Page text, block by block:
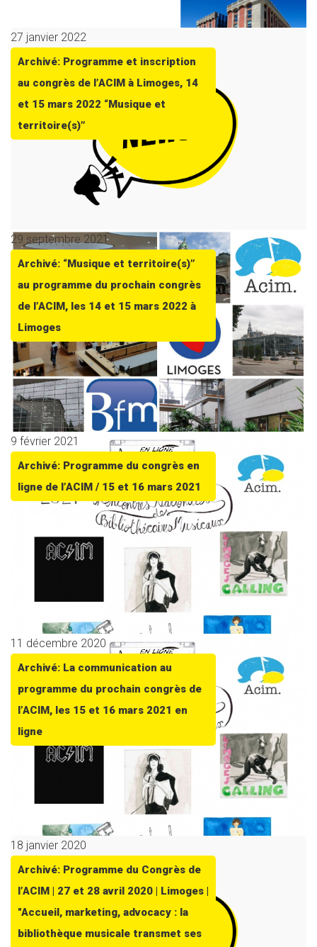
27 janvier 2022
Archivé: Programme et inscription
au congrès de l’ACIM à Limoges, 14
et 15 mars 2022 “Musique et
territoire(s)”
29 septembre 2021
Archivé: “Musique et territoire(s)”
au programme du prochain congrès
de l’ACIM, les 14 et 15 mars 2022 à
Limoges
9 février 2021
Archivé: Programme du congrès en
ligne de l’ACIM / 15 et 16 mars 2021
11 décembre 2020
Archivé: La communication au
programme du prochain congrès de
l’ACIM, les 15 et 16 mars 2021 en
ligne
18 janvier 2020
Archivé: Programme du Congrès de
l’ACIM | 27 et 28 avril 2020 | Limoges |
"Accueil, marketing, advocacy : la
bibliothèque musicale transmet ses